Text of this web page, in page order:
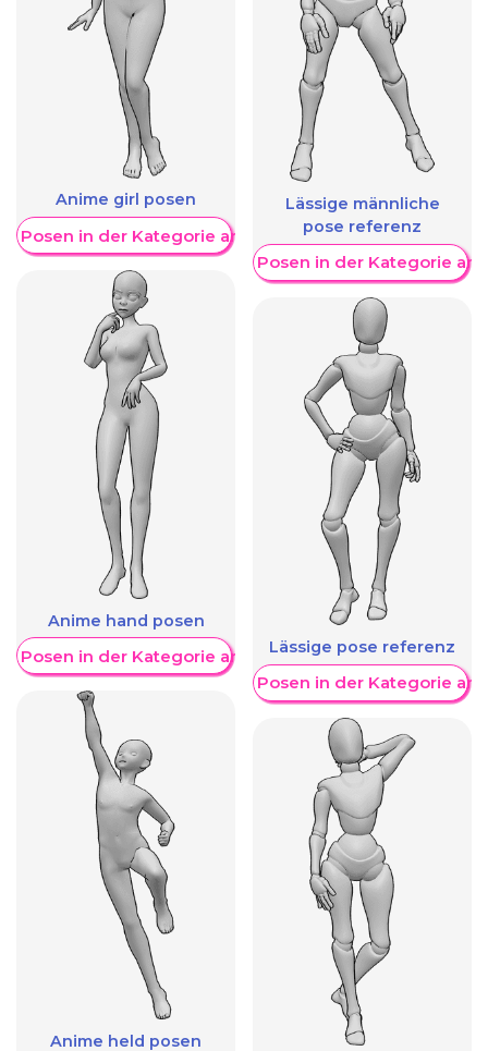
Anime girl posen
Posen in der Kategorie anzeigen
Anime hand posen
Posen in der Kategorie anzeigen
Anime held posen
Lässige männliche
pose referenz
Weitere Posen in der Kategorie
Lässige pose referenz
Weitere Posen in der Kategorie